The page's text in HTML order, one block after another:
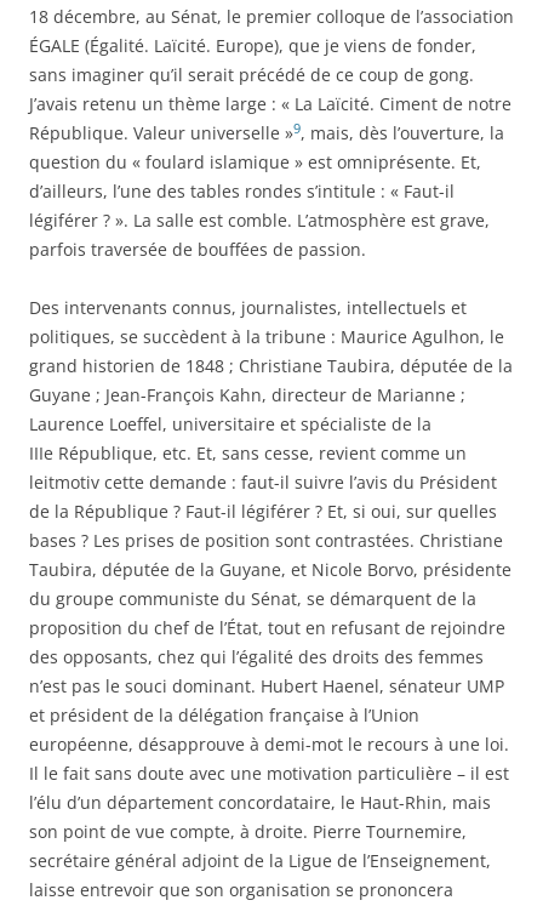
18 décembre, au Sénat, le premier colloque de l’association
ÉGALE (Égalité. Laïcité. Europe), que je viens de fonder,
sans imaginer qu’il serait précédé de ce coup de gong.
J’avais retenu un thème large : « La Laïcité. Ciment de notre
République. Valeur universelle »9, mais, dès l’ouverture, la
question du « foulard islamique » est omniprésente. Et,
d’ailleurs, l’une des tables rondes s’intitule : « Faut-il
légiférer ? ». La salle est comble. L’atmosphère est grave,
parfois traversée de bouffées de passion.
Des intervenants connus, journalistes, intellectuels et
politiques, se succèdent à la tribune : Maurice Agulhon, le
grand historien de 1848 ; Christiane Taubira, députée de la
Guyane ; Jean-François Kahn, directeur de Marianne ;
Laurence Loeffel, universitaire et spécialiste de la
IIIe République, etc. Et, sans cesse, revient comme un
leitmotiv cette demande : faut-il suivre l’avis du Président
de la République ? Faut-il légiférer ? Et, si oui, sur quelles
bases ? Les prises de position sont contrastées. Christiane
Taubira, députée de la Guyane, et Nicole Borvo, présidente
du groupe communiste du Sénat, se démarquent de la
proposition du chef de l’État, tout en refusant de rejoindre
des opposants, chez qui l’égalité des droits des femmes
n’est pas le souci dominant. Hubert Haenel, sénateur UMP
et président de la délégation française à l’Union
européenne, désapprouve à demi-mot le recours à une loi.
Il le fait sans doute avec une motivation particulière – il est
l’élu d’un département concordataire, le Haut-Rhin, mais
son point de vue compte, à droite. Pierre Tournemire,
secrétaire général adjoint de la Ligue de l’Enseignement,
laisse entrevoir que son organisation se prononcera